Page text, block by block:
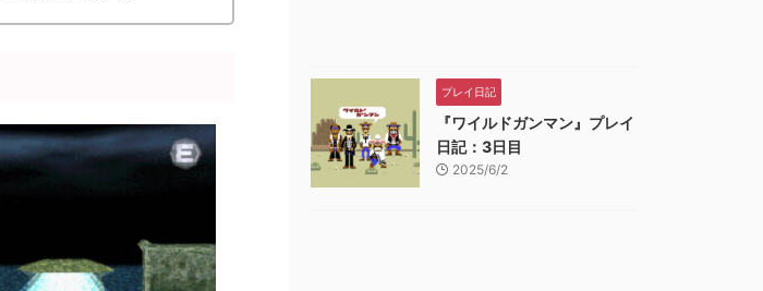
プレイ日記
『ワイルドガンマン』プレイ
日記：3日目
2025/6/2